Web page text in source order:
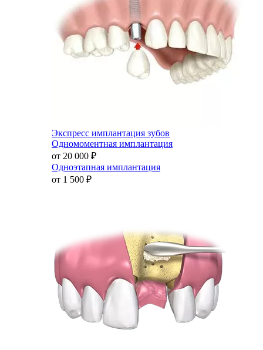
Экспресс имплантация зубов
Одномоментная имплантация
от 20 000 ₽
Одноэтапная имплантация
от 1 500 ₽